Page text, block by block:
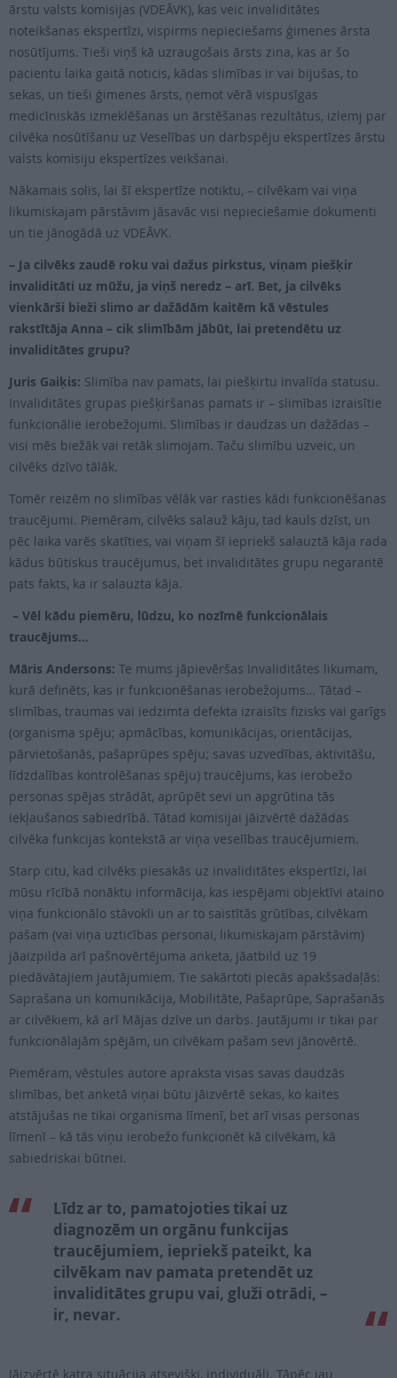
ārstu valsts komisijas (VDEĀVK), kas veic invaliditātes
noteikšanas ekspertīzi, vispirms nepieciešams ģimenes ārsta
nosūtījums. Tieši viņš kā uzraugošais ārsts zina, kas ar šo
pacientu laika gaitā noticis, kādas slimības ir vai bijušas, to
sekas, un tieši ģimenes ārsts, ņemot vērā vispusīgas
medicīniskās izmeklēšanas un ārstēšanas rezultātus, izlemj par
cilvēka nosūtīšanu uz Veselības un darbspēju ekspertīzes ārstu
valsts komisiju ekspertīzes veikšanai.
Nākamais solis, lai šī eks­pertīze notiktu, – cilvēkam vai viņa
likumiskajam pārstāvim jāsavāc visi nepieciešamie dokumenti
un tie jānogādā uz VDEĀVK.
– Ja cilvēks zaudē roku vai dažus pirkstus, viņam piešķir
invaliditāti uz mūžu, ja viņš neredz – arī. Bet, ja cilvēks
vienkārši bieži slimo ar dažādām kaitēm kā vēstules
rakstītāja Anna – cik slimībām jābūt, lai pretendētu uz
invaliditātes grupu?
Juris Gaiķis: Slimība nav pamats, lai piešķirtu invalīda statusu.
Invaliditātes grupas piešķiršanas pamats ir – slimības izraisītie
funkcionālie ierobežojumi. Slimības ir daudzas un dažādas –
visi mēs biežāk vai retāk slimojam. Taču slimību uzveic, un
cilvēks dzīvo tālāk.
Tomēr reizēm no slimības vēlāk var rasties kādi funkcionēšanas
traucējumi. Piemēram, cilvēks salauž kāju, tad kauls dzīst, un
pēc laika varēs skatīties, vai viņam šī iepriekš salauztā kāja rada
kādus būtiskus traucējumus, bet invaliditātes grupu negarantē
pats fakts, ka ir salauzta kāja.
– Vēl kādu piemēru, lūdzu, ko nozīmē funkcionālais
traucējums…
Māris Andersons: Te mums jāpievēršas Invaliditātes likumam,
kurā definēts, kas ir funkcionēšanas ierobežojums… Tātad –
slimības, traumas vai iedzimta defekta izraisīts fizisks vai garīgs
(organisma spēju; apmācības, komunikācijas, orientācijas,
pārvietošanās, pašaprūpes spēju; savas uzvedības, aktivitāšu,
līdzdalības kontrolēšanas spēju) traucējums, kas ierobežo
personas spējas strādāt, aprūpēt sevi un apgrūtina tās
iekļaušanos sabiedrībā. Tātad komisijai jāizvērtē dažādas
cilvēka funkcijas kontekstā ar viņa veselības traucējumiem.
Starp citu, kad cilvēks piesakās uz invaliditātes ekspertīzi, lai
mūsu rīcībā nonāktu informācija, kas iespējami objektīvi ataino
viņa funkcionālo stāvokli un ar to saistītās grūtības, cilvēkam
pašam (vai viņa uzticības personai, likumiskajam pārstāvim)
jāaizpilda arī pašnovērtējuma anketa, jāatbild uz 19
piedāvātajiem jautājumiem. Tie sakārtoti piecās apakšsadaļās:
Saprašana un komunikācija, Mobilitāte, Pašaprūpe, Saprašanās
ar cilvēkiem, kā arī Mājas dzīve un darbs. Jautājumi ir tikai par
funkcionālajām spējām, un cilvēkam pašam sevi jānovērtē.
Piemēram, vēstules autore apraksta visas savas daudzās
slimības, bet anketā viņai būtu jāizvērtē sekas, ko kaites
atstājušas ne tikai organisma līmenī, bet arī visas personas
līmenī – kā tās viņu ierobežo funkcionēt kā cilvēkam, kā
sabiedriskai būtnei.
Līdz ar to, pamatojoties tikai uz
diagnozēm un orgānu funkcijas
traucējumiem, iepriekš pateikt, ka
cilvēkam nav pamata pretendēt uz
invaliditātes grupu vai, gluži otrādi, –
ir, nevar.
Jāizvērtē katra situācija atsevišķi, individuāli. Tāpēc jau